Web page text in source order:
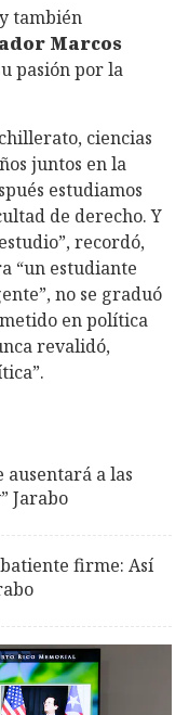
también
Marcos
pasión por la
ciencias
juntos en la
estudiamos
de derecho. Y
recordó,
“un estudiante
no se graduó
en política
revalidó,
ausentará a las
Jarabo
firme: Así